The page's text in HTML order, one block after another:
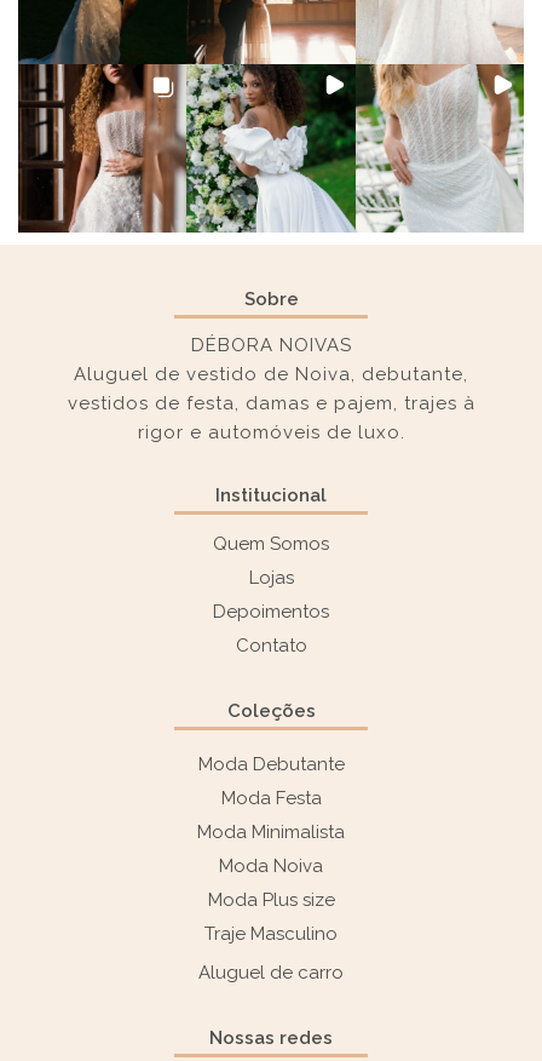
Sobre
DÉBORA NOIVAS
Aluguel de vestido de Noiva, debutante,
vestidos de festa, damas e pajem, trajes à
rigor e automóveis de luxo.
Institucional
Quem Somos
Lojas
Depoimentos
Contato
Coleções
Moda Debutante
Moda Festa
Moda Minimalista
Moda Noiva
Moda Plus size
Traje Masculino
Aluguel de carro
Nossas redes